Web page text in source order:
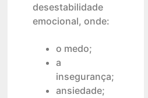
desestabilidade
emocional, onde:
o medo;
a
insegurança;
ansiedade;